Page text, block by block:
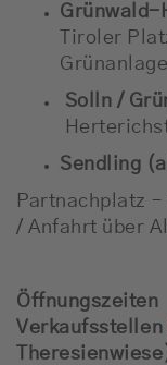
Grünwald-
Tiroler
Grünanlage
Solln /
Sendling
Partnachplatz
/ Anfahrt über
Öffnungszeiten
Verkaufsstellen